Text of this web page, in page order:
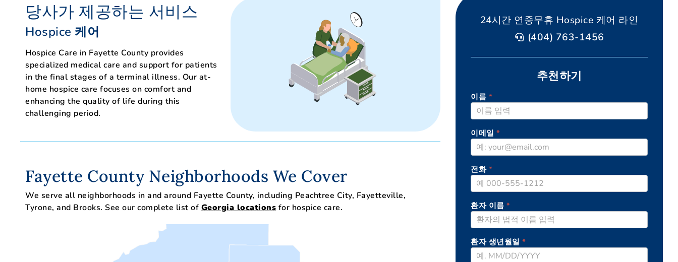
당사가 제공하는 서비스
Hospice 케어
Hospice Care in Fayette County provides
specialized medical care and support for patients
in the final stages of a terminal illness. Our at-
home hospice care focuses on comfort and
enhancing the quality of life during this
challenging period.
Fayette County Neighborhoods We Cover
We serve all neighborhoods in and around Fayette County, including Peachtree City, Fayetteville,
Tyrone, and Brooks. See our complete list of Georgia locations for hospice care.
24시간 연중무휴 Hospice 케어 라인
(404) 763-1456
추천하기
AGAPE
이름 *
이메일*
전화 *
환자 이름*
환자 생년월일*